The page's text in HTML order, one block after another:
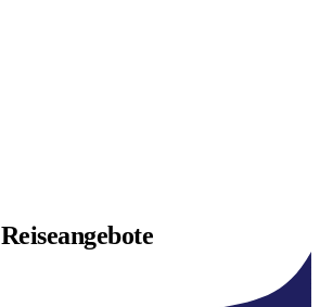
Reiseangebote